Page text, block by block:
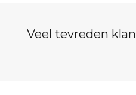
Veel tevreden